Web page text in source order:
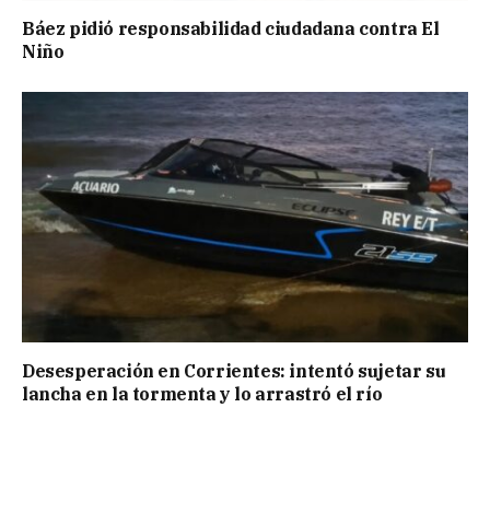
Báez pidió responsabilidad ciudadana contra El
Niño
Desesperación en Corrientes: intentó sujetar su
lancha en la tormenta y lo arrastró el río